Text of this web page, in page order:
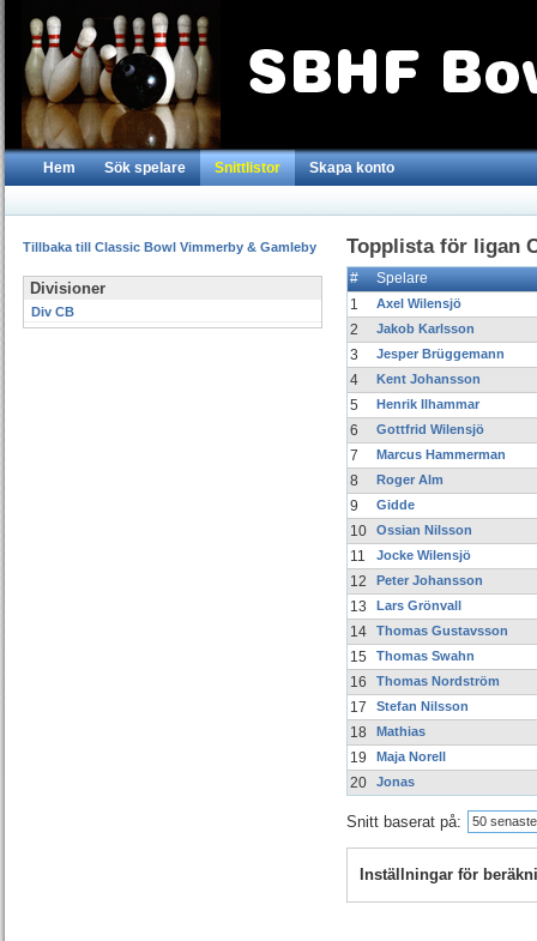
Hem Sök spelare Snittlistor Skapa konto
Tillbaka till Classic Bowl Vimmerby & Gamleby
Divisioner
Div CB
Topplista för ligan
#
Spelare
1
Axel Wilensjö
2 Jakob Karlsson
3 Jesper Brüggemann
4 Kent Johansson
5 Henrik Ilhammar
6 Gottfrid Wilensjö
7 Marcus Hammerman
8 Roger Alm
9 Gidde
10 Ossian Nilsson
11 Jocke Wilensjö
12 Peter Johansson
13 Lars Grönvall
14 Thomas Gustavsson
15 Thomas Swahn
16 Thomas Nordström
17 Stefan Nilsson
18 Mathias
19 Maja Norell
20 Jonas
Snitt baserat på: 50
Inställningar för